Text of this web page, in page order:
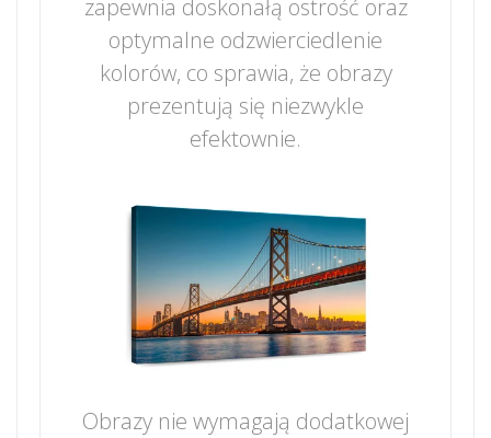
zapewnia doskonałą ostrość oraz
optymalne odzwierciedlenie
kolorów, co sprawia, że obrazy
prezentują się niezwykle
efektownie.
Obrazy nie wymagają dodatkowej